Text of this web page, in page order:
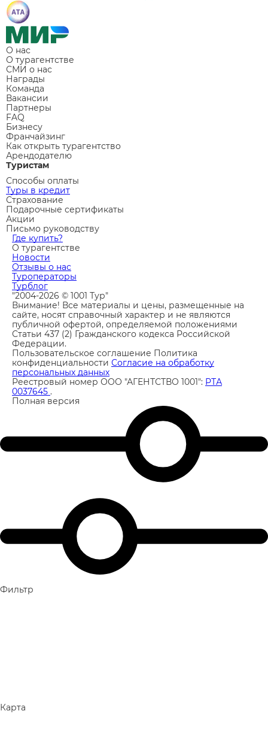
О нас
О турагентстве
СМИ о нас
Награды
Команда
Вакансии
Партнеры
FAQ
Бизнесу
Франчайзинг
Как открыть турагентство
Арендодателю
Туристам
Способы оплаты
Туры в кредит
Страхование
Подарочные сертификаты
Акции
Письмо руководству
Где купить?
О турагентстве
Новости
Отзывы о нас
Туроператоры
Турблог
"2004-2026 © 1001 Тур"
Внимание! Все материалы и цены, размещенные на
сайте, носят справочный характер и не являются
публичной офертой, определяемой положениями
Статьи 437 (2) Гражданского кодекса Российской
Федерации.
Пользовательское соглашение Политика
конфиденциальности Согласие на обработку
персональных данных
Реестровый номер ООО "АГЕНТСТВО 1001": РТА
0037645 .
Полная версия
Фильтр
Карта